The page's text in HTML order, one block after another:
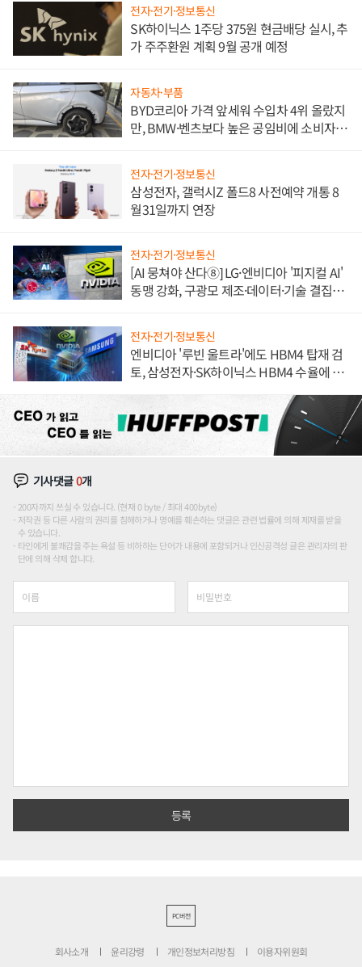
전자·전기·정보통신
SK하이닉스 1주당 375원 현금배당 실시, 추
가 주주환원 계획 9월 공개 예정
자동차·부품
BYD코리아 가격 앞세워 수입차 4위 올랐지
만, BMW·벤츠보다 높은 공임비에 소비자
전자·전기·정보통신
삼성전자, 갤럭시Z 폴드8 사전예약 개통 8
월31일까지 연장
전자·전기·정보통신
[AI 뭉쳐야 산다⑧] LG·엔비디아 '피지컬 AI'
동맹 강화, 구광모 제조·데이터·기술 결집
전자·전기·정보통신
엔비디아 '루빈 울트라'에도 HBM4 탑재 검
토, 삼성전자·SK하이닉스 HBM4 수율에 주
기사댓글0개
200자까지 쓰실 수 있습니다. (현재 0 byte / 최대 400byte)
저작권 등 다른 사람의 권리를 침해하거나 명예를 훼손하는 댓글은 관련 법률에 의해 제재를 받을
수 있습니다.
타인에게 불쾌감을 주는 욕설 등 비하하는 단어가 내용에 포함되거나 인신공격성 글은 관리자의 판
단에 의해 삭제 합니다.
PC버전
회사소개 윤리강령 개인정보처리방침 이용자위원회